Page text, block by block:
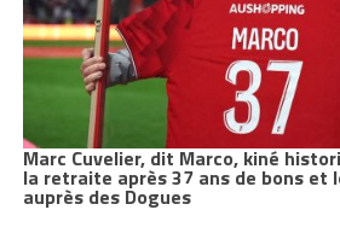
Marc Cuvelier, dit Marco, kiné
la retraite après 37 ans de bons et
auprès des Dogues